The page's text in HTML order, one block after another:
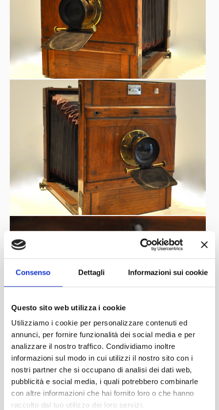
Consenso Dettagli Informazioni sui cookie
Questo sito web utilizza i cookie
Utilizziamo i cookie per personalizzare contenuti ed
annunci, per fornire funzionalità dei social media e per
analizzare il nostro traffico. Condividiamo inoltre
informazioni sul modo in cui utilizzi il nostro sito con i
nostri partner che si occupano di analisi dei dati web,
pubblicità e social media, i quali potrebbero combinarle
con altre informazioni che hai fornito loro o che hanno
raccolto dal tuo utilizzo dei loro servizi.